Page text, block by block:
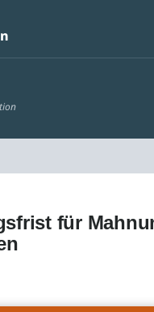
für